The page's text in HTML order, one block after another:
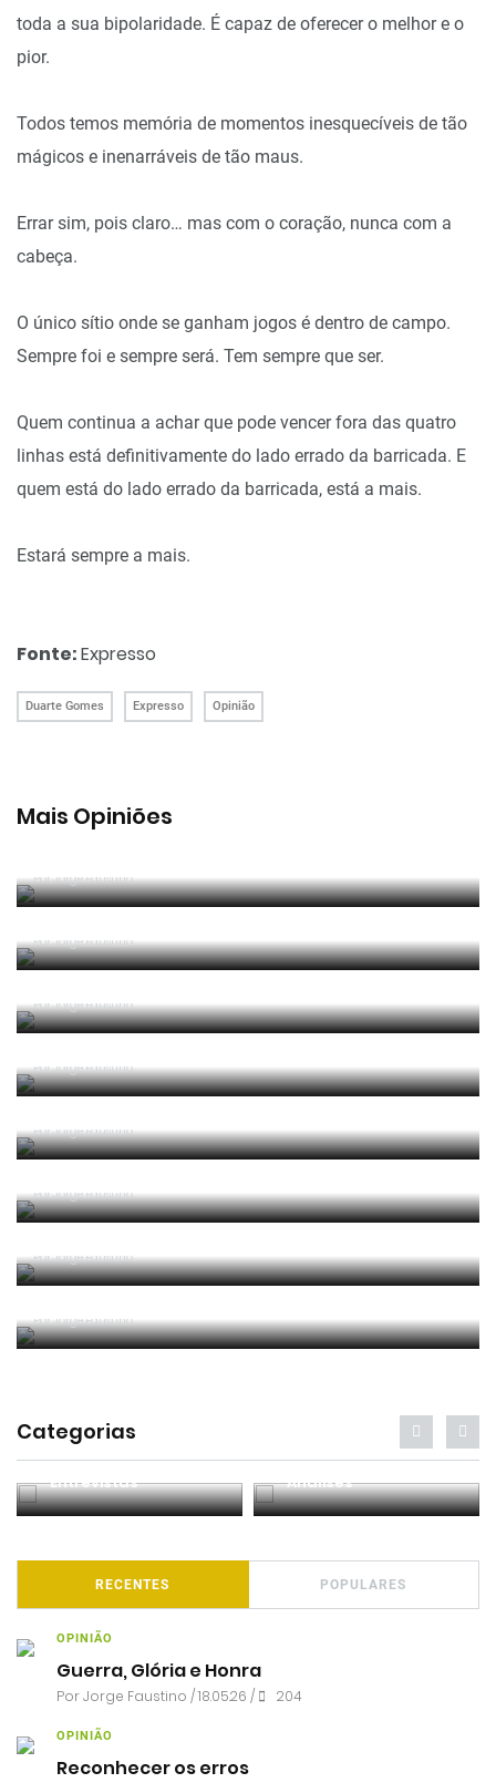
toda a sua bipolaridade. É capaz de oferecer o melhor e o
pior.
Todos temos memória de momentos inesquecíveis de tão
mágicos e inenarráveis de tão maus.
Errar sim, pois claro… mas com o coração, nunca com a
cabeça.
O único sítio onde se ganham jogos é dentro de campo.
Sempre foi e sempre será. Tem sempre que ser.
Quem continua a achar que pode vencer fora das quatro
linhas está definitivamente do lado errado da barricada. E
quem está do lado errado da barricada, está a mais.
Estará sempre a mais.
Fonte:Expresso
Duarte Gomes Expresso Opinião
Mais Opiniões
PorJorge Faustino
PorJorge Faustino
PorJorge Faustino
PorJorge Faustino
PorJorge Faustino
PorJorge Faustino
PorJorge Faustino
PorJorge Faustino
Categorias
Entrevistas Análises
RECENTES POPULARES
OPINIÃO
Guerra, Glória e Honra
PorJorge Faustino / 18.05.26 / 204
OPINIÃO
Reconhecer os erros